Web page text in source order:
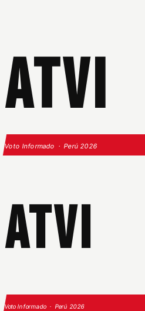
ATVI
Voto Informado · Perú 2026
ATVI
Voto Informado · Perú 2026